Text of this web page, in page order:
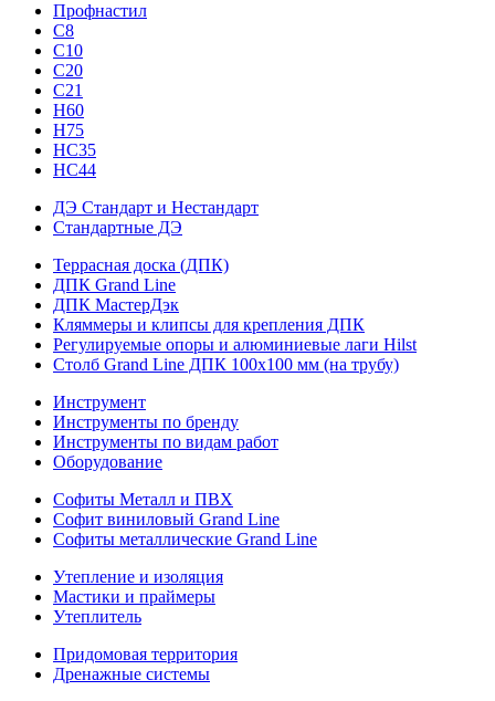
Профнастил
С8
С10
С20
С21
H60
H75
HС35
НС44
ДЭ Стандарт и Нестандарт
Стандартные ДЭ
Террасная доска (ДПК)
ДПК Grand Line
ДПК МастерДэк
Кляммеры и клипсы для крепления ДПК
Регулируемые опоры и алюминиевые лаги Hilst
Столб Grand Line ДПК 100х100 мм (на трубу)
Инструмент
Инструменты по бренду
Инструменты по видам работ
Оборудование
Софиты Металл и ПВХ
Софит виниловый Grand Line
Софиты металлические Grand Line
Утепление и изоляция
Мастики и праймеры
Утеплитель
Придомовая территория
Дренажные системы